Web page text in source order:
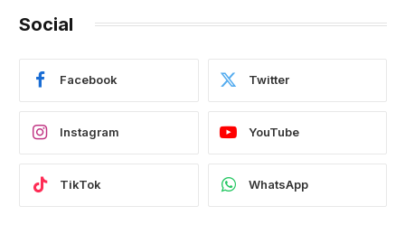
Social
Facebook Twitter
Instagram YouTube
TikTok WhatsApp